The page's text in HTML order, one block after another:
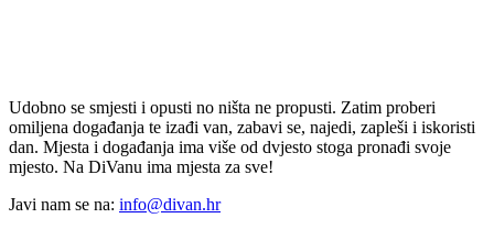
Udobno se smjesti i opusti no ništa ne propusti. Zatim proberi
omiljena događanja te izađi van, zabavi se, najedi, zapleši i iskoristi
dan. Mjesta i događanja ima više od dvjesto stoga pronađi svoje
mjesto. Na DiVanu ima mjesta za sve!
Javi nam se na: info@divan.hr